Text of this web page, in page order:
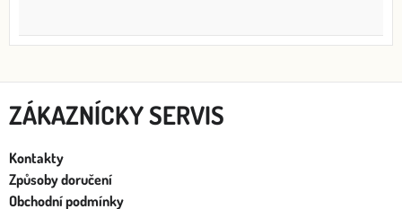
ZÁKAZNÍCKY SERVIS
Kontakty
Způsoby doručení
Obchodní podmínky